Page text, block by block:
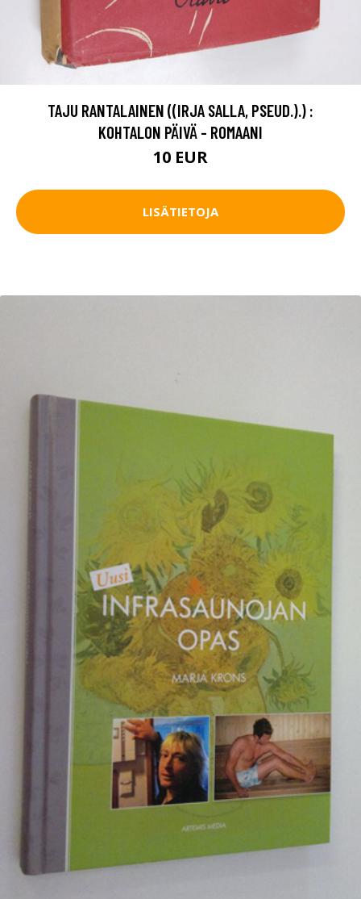
TAJU RANTALAINEN ((IRJA SALLA, PSEUD.).) :
KOHTALON PÄIVÄ - ROMAANI
10 EUR
LISÄTIETOJA